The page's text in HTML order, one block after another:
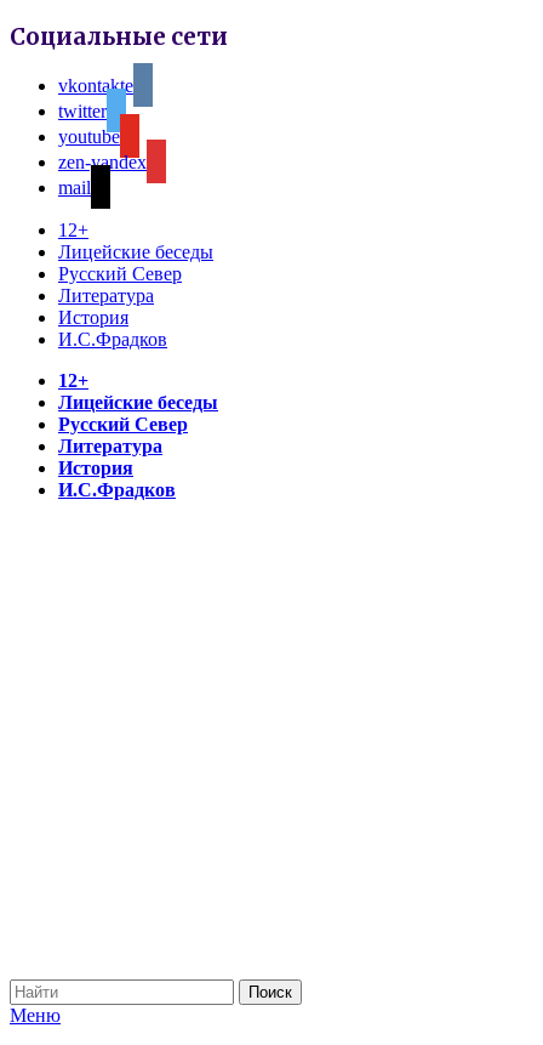
Социальные сети
vkontakte
twitter
youtube
zen-yandex
mail
12+
Лицейские беседы
Русский Север
Литература
История
И.С.Фрадков
12+
Лицейские беседы
Русский Север
Литература
История
И.С.Фрадков
Меню